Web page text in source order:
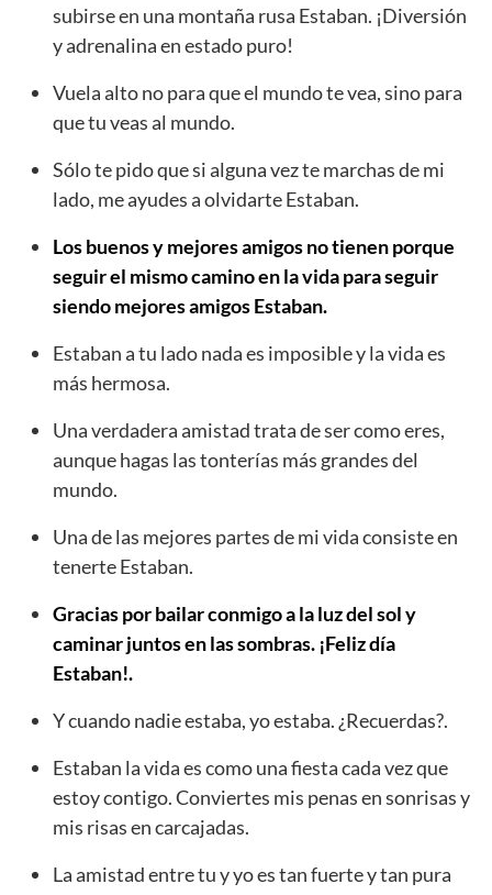
subirse en una montaña rusa Estaban. ¡Diversión
y adrenalina en estado puro!
Vuela alto no para que el mundo te vea, sino para
que tu veas al mundo.
Sólo te pido que si alguna vez te marchas de mi
lado, me ayudes a olvidarte Estaban.
Los buenos y mejores amigos no tienen porque
seguir el mismo camino en la vida para seguir
siendo mejores amigos Estaban.
Estaban a tu lado nada es imposible y la vida es
más hermosa.
Una verdadera amistad trata de ser como eres,
aunque hagas las tonterías más grandes del
mundo.
Una de las mejores partes de mi vida consiste en
tenerte Estaban.
Gracias por bailar conmigo a la luz del sol y
caminar juntos en las sombras. ¡Feliz día
Estaban!.
Y cuando nadie estaba, yo estaba. ¿Recuerdas?.
Estaban la vida es como una fiesta cada vez que
estoy contigo. Conviertes mis penas en sonrisas y
mis risas en carcajadas.
La amistad entre tu y yo es tan fuerte y tan pura